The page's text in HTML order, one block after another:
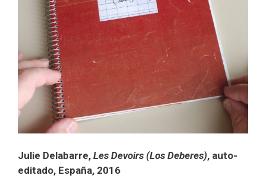
Julie Delabarre, Les Devoirs (Los Deberes), auto-
editado, España, 2016